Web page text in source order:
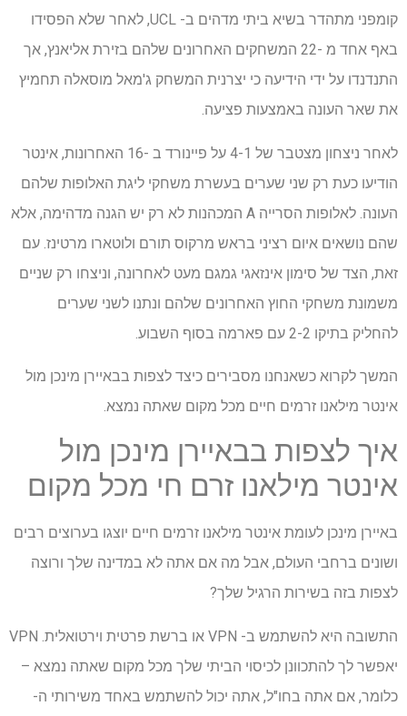
קומפני מתהדר בשיא ביתי מדהים ב- UCL, לאחר שלא הפסידו
באף אחד מ -22 המשחקים האחרונים שלהם בזירת אליאנץ, אך
התנדנדו על ידי הידיעה כי יצרנית המשחק ג'מאל מוסאלה תחמיץ
את שאר העונה באמצעות פציעה.
לאחר ניצחון מצטבר של 4-1 על פיינורד ב -16 האחרונות, אינטר
הודיעו כעת רק שני שערים בעשרת משחקי ליגת האלופות שלהם
העונה. לאלופות הסרייה A המכהנות לא רק יש הגנה מדהימה, אלא
שהם נושאים איום רציני בראש מרקוס תורם ולוטארו מרטינז. עם
זאת, הצד של סימון אינזאגי גמגם מעט לאחרונה, וניצחו רק שניים
משמונת משחקי החוץ האחרונים שלהם ונתנו לשני שערים
להחליק בתיקו 2-2 עם פארמה בסוף השבוע.
המשך לקרוא כשאנחנו מסבירים כיצד לצפות בבאיירן מינכן מול
אינטר מילאנו זרמים חיים מכל מקום שאתה נמצא.
איך לצפות בבאיירן מינכן מול
אינטר מילאנו זרם חי מכל מקום
באיירן מינכן לעומת אינטר מילאנו זרמים חיים יוצגו בערוצים רבים
ושונים ברחבי העולם, אבל מה אם אתה לא במדינה שלך ורוצה
לצפות בזה בשירות הרגיל שלך?
התשובה היא להשתמש ב- VPN או ברשת פרטית וירטואלית. VPN
יאפשר לך להתכוונן לכיסוי הביתי שלך מכל מקום שאתה נמצא –
כלומר, אם אתה בחו"ל, אתה יכול להשתמש באחד משירותי ה-